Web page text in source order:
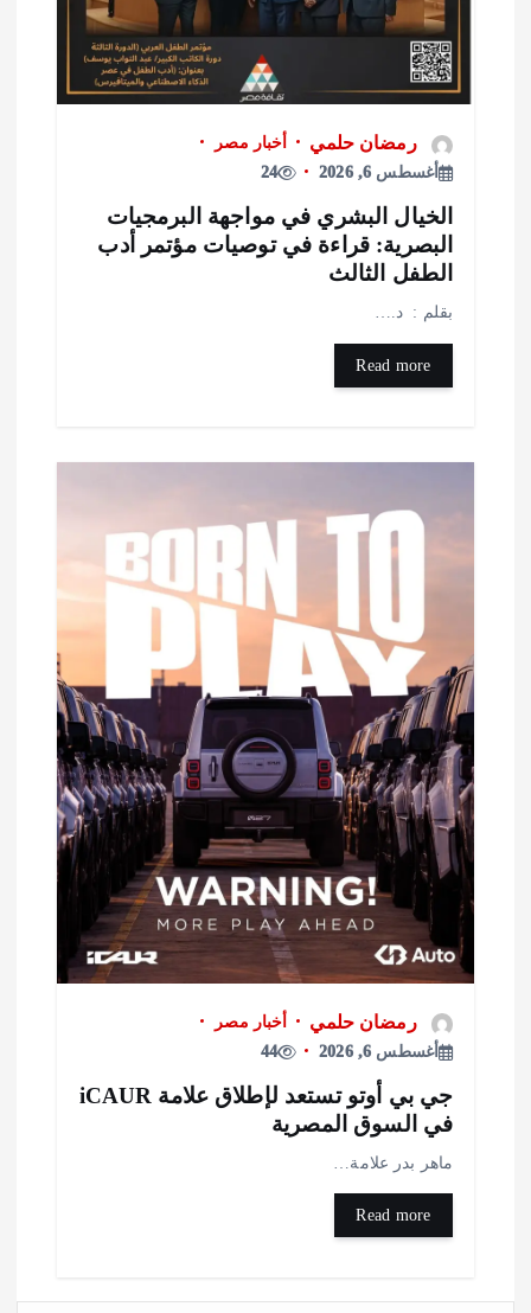
رمضان حلمي
أخبار مصر
أغسطس 6, 2026
24
البشري في مواجهة البرمجيات
قراءة في توصيات مؤتمر أدب
الثالث
رمضان حلمي
أخبار مصر
أغسطس 6, 2026
44
جي بي أوتو تستعد لإطلاق علامة iCAUR
السوق المصرية
بدر علامة…